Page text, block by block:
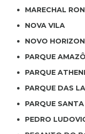
MARECHAL
NOVA VILA
NOVO
PARQUE
PARQUE
PARQUE DAS
PARQUE
PEDRO